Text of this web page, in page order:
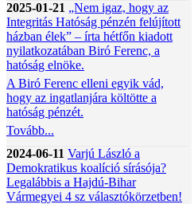
2025-01-21 „Nem igaz, hogy az
Integritás Hatóság pénzén felújított
házban élek” – írta hétfőn kiadott
nyilatkozatában Biró Ferenc, a
hatóság elnöke.
A Biró Ferenc elleni egyik vád,
hogy az ingatlanjára költötte a
hatóság pénzét.
Tovább...
2024-06-11 Varjú László a
Demokratikus koalíció sírásója?
Legalábbis a Hajdú-Bihar
Vármegyei 4 sz választókörzetben!